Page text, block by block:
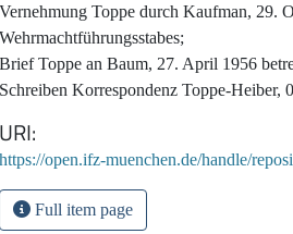
Vernehmung Toppe durch Kaufman, 29.
Wehrmachtführungsstabes;
Brief Toppe an Baum, 27. April 1956
Schreiben Korrespondenz Toppe-
URI
https://open.ifz-muenchen.de/handle/
Full item page